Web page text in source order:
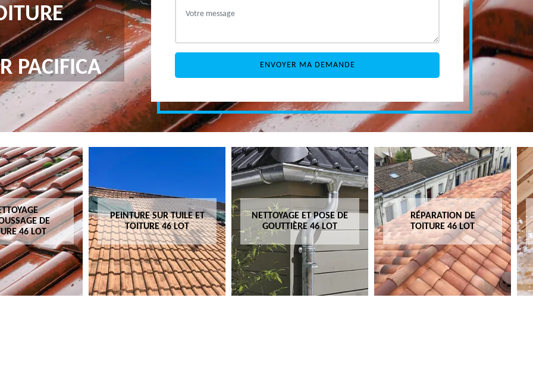
PACIFICA
DE
46 LOT
PEINTURE SUR TUILE ET
TOITURE 46 LOT
NETTOYAGE ET POSE DE
GOUTTIÈRE 46 LOT
RÉPARATION DE
TOITURE 46 LOT